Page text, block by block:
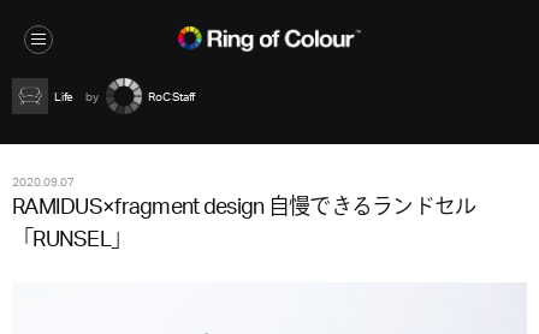
Life RoC Staff
2020.09.07
RAMIDUS×fragment design 自慢できるランドセル
「RUNSEL」